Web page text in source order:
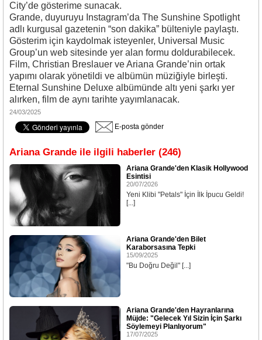
City’de gösterime sunacak.
Grande, duyuruyu Instagram’da The Sunshine Spotlight
adlı kurgusal gazetenin “son dakika” bülteniyle paylaştı.
Gösterim için kaydolmak isteyenler, Universal Music
Group’un web sitesinde yer alan formu doldurabilecek.
Film, Christian Breslauer ve Ariana Grande’nin ortak
yapımı olarak yönetildi ve albümün müziğiyle birleşti.
Eternal Sunshine Deluxe albümünde altı yeni şarkı yer
alırken, film de aynı tarihte yayımlanacak.
24/03/2025
E-posta gönder
Ariana Grande ile ilgili haberler (246)
Ariana Grande'den Klasik Hollywood
Esintisi
20/07/2026
Yeni Klibi "Petals" İçin İlk İpucu Geldi!
[...]
Ariana Grande'den Bilet
Karaborsasına Tepki
15/09/2025
"Bu Doğru Değil" [...]
Ariana Grande'den Hayranlarına
Müjde: "Gelecek Yıl Sizin İçin Şarkı
Söylemeyi Planlıyorum"
17/07/2025